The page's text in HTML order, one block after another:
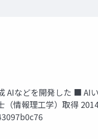
などを開発した ■ AI
情報理工学）取得